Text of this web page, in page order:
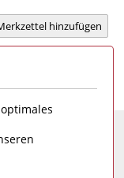
hinzufügen
1
Museums